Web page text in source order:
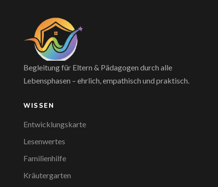
Begleitung für Eltern & Pädagogen durch alle
Lebensphasen – ehrlich, empathisch und praktisch.
WISSEN
Entwicklungskarte
Lesenwertes
Familienhilfe
Kräutergarten